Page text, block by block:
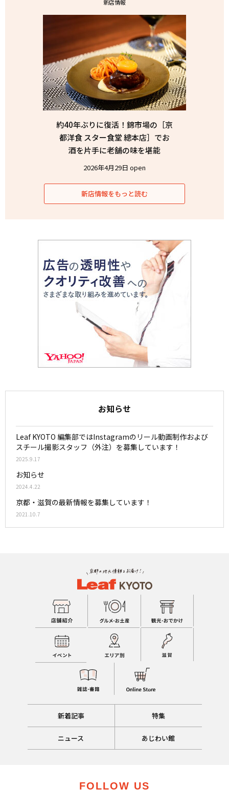
新店情報
約40年ぶりに復活！錦市場の［京
都洋食 スター食堂 總本店］でお
酒を片手に老舗の味を堪能
2026年4月29日 open
新店情報をもっと読む
お知らせ
Leaf KYOTO 編集部ではInstagramのリール動画制作および
スチール撮影スタッフ（外注）を募集しています！
2025.9.17
お知らせ
2024.4.22
京都・滋賀の最新情報を募集しています！
2021.10.7
新着記事 特集
ニュース あじわい館
FOLLOW US